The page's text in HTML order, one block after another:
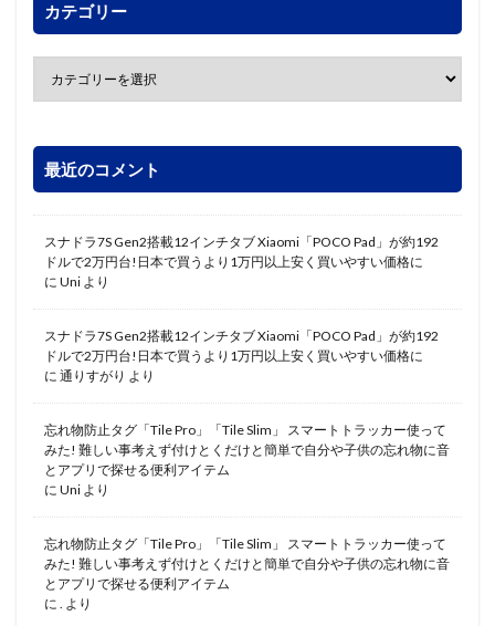
カテゴリー
最近のコメント
スナドラ7S Gen2搭載12インチタブ Xiaomi「POCO Pad」が約192
ドルで2万円台!日本で買うより1万円以上安く買いやすい価格に
に Uni より
スナドラ7S Gen2搭載12インチタブ Xiaomi「POCO Pad」が約192
ドルで2万円台!日本で買うより1万円以上安く買いやすい価格に
に 通りすがり より
忘れ物防止タグ「Tile Pro」「Tile Slim」 スマートトラッカー使って
みた! 難しい事考えず付けとくだけと簡単で自分や子供の忘れ物に音
とアプリで探せる便利アイテム
に Uni より
忘れ物防止タグ「Tile Pro」「Tile Slim」 スマートトラッカー使って
みた! 難しい事考えず付けとくだけと簡単で自分や子供の忘れ物に音
とアプリで探せる便利アイテム
に . より